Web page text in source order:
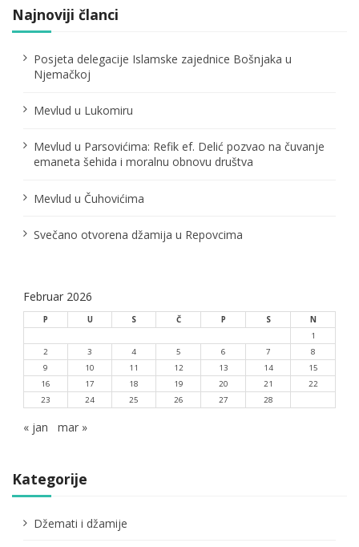
g
n
t
i
o
Najnoviji članci
Posjeta delegacije Islamske zajednice Bošnjaka u
Njemačkoj
Mevlud u Lukomiru
Mevlud u Parsovićima: Refik ef. Delić pozvao na čuvanje
emaneta šehida i moralnu obnovu društva
Mevlud u Čuhovićima
Svečano otvorena džamija u Repovcima
Februar 2026
P U S Č P S
N
1
2
3 4 5 6 7
8
9
10 11 12 13 14
15
16
17 18 19 20 21
22
23
24 25 26 27 28
« jan mar »
Kategorije
Džemati i džamije